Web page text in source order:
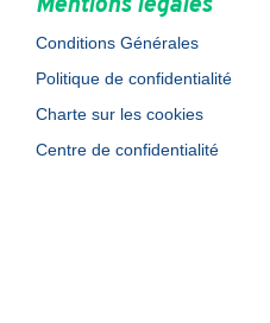
Conditions Générales
Politique de confidentialité
Charte sur les cookies
Centre de confidentialité